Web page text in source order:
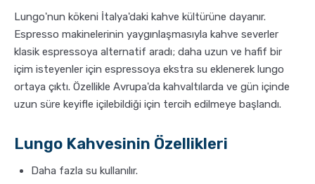
Lungo'nun kökeni İtalya'daki kahve kültürüne dayanır.
Espresso makinelerinin yaygınlaşmasıyla kahve severler
klasik espressoya alternatif aradı; daha uzun ve hafif bir
içim isteyenler için espressoya ekstra su eklenerek lungo
ortaya çıktı. Özellikle Avrupa'da kahvaltılarda ve gün içinde
uzun süre keyifle içilebildiği için tercih edilmeye başlandı.
Lungo Kahvesinin Özellikleri
Daha fazla su kullanılır.